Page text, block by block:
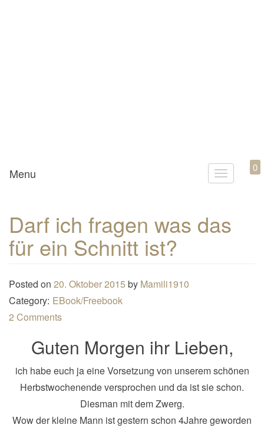
Mamili1910
T
g
a
t
i
n
Menu 0
Darf ich fragen was das
für ein Schnitt ist?
Posted on 20. Oktober 2015 by Mamili1910
Category: EBook/Freebook
2 Comments
Guten Morgen ihr Lieben,
ich habe euch ja eine Vorsetzung von unserem schönen
Herbstwochenende versprochen und da ist sie schon.
Diesman mit dem Zwerg.
Wow der kleine Mann ist gestern schon 4Jahre geworden